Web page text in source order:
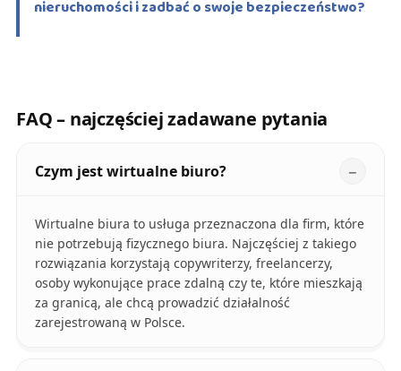
nieruchomości i zadbać o swoje bezpieczeństwo?
FAQ – najczęściej zadawane pytania
Czym jest wirtualne biuro?
Wirtualne biura to usługa przeznaczona dla firm, które
nie potrzebują fizycznego biura. Najczęściej z takiego
rozwiązania korzystają copywriterzy, freelancerzy,
osoby wykonujące prace zdalną czy te, które mieszkają
za granicą, ale chcą prowadzić działalność
zarejestrowaną w Polsce.